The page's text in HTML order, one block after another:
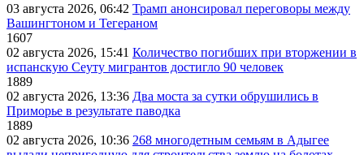
03 августа 2026, 06:42 Трамп анонсировал переговоры между
Вашингтоном и Тегераном
1607
02 августа 2026, 15:41 Количество погибших при вторжении в
испанскую Сеуту мигрантов достигло 90 человек
1889
02 августа 2026, 13:36 Два моста за сутки обрушились в
Приморье в результате паводка
1889
02 августа 2026, 10:36 268 многодетным семьям в Адыгее